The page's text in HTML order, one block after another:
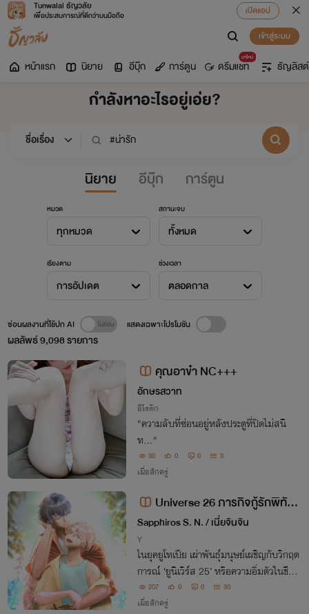
Tunwalai ธัญวลัย
เพื่อประสบการณ์ที่ดีกว่าบนมือถือ
เปิดแอป
เข้าสู่ระบบ
หน้าแรก นิยาย อีบุ๊ก การ์ตูน
มาใหม่
ดรีมแชท ธัญลิสต์
กำลังหาอะไรอยู่เอ่ย?
นิยาย อีบุ๊ก การ์ตูน
หมวด
ทุกหมวด
สถานะจบ
ทั้งหมด
เรียงตาม
การอัปเดต
ช่วงเวลา
ตลอดกาล
ผลลัพธ์9,098รายการ
ซ่อนผลงานที่ใช้ปก AI แสดงเฉพาะโปรโมชัน
คุณอาข๋า NC+++
อักษรสวาท
อีโรติก
"ความลับที่ซ่อนอยู่หลังประตูที่ปิดไม่สนิ
ท..."
30 0 0 3
เมื่อสักครู่
Universe 26 ภารกิจกู้รักพิทักษ์
โลก [Omegaverse]
Sapphiros S. N. / เนี่ยจินจิน
Y
ในยุคยูโทเปีย เผ่าพันธุ์มนุษย์เผชิญกับวิกฤต
การณ์ ‘ยูนิเวิร์ส 25’ หรือความอิ่มตัวในชีวิต
จนสูญเสียสัญชาตญาณในการเอาชีวิตรอด
ภารกิจฟื้นคืนสัญชาตญาณเพื่อดำรงเผ่าพัน
207 0 0 30
เมื่อสักครู่